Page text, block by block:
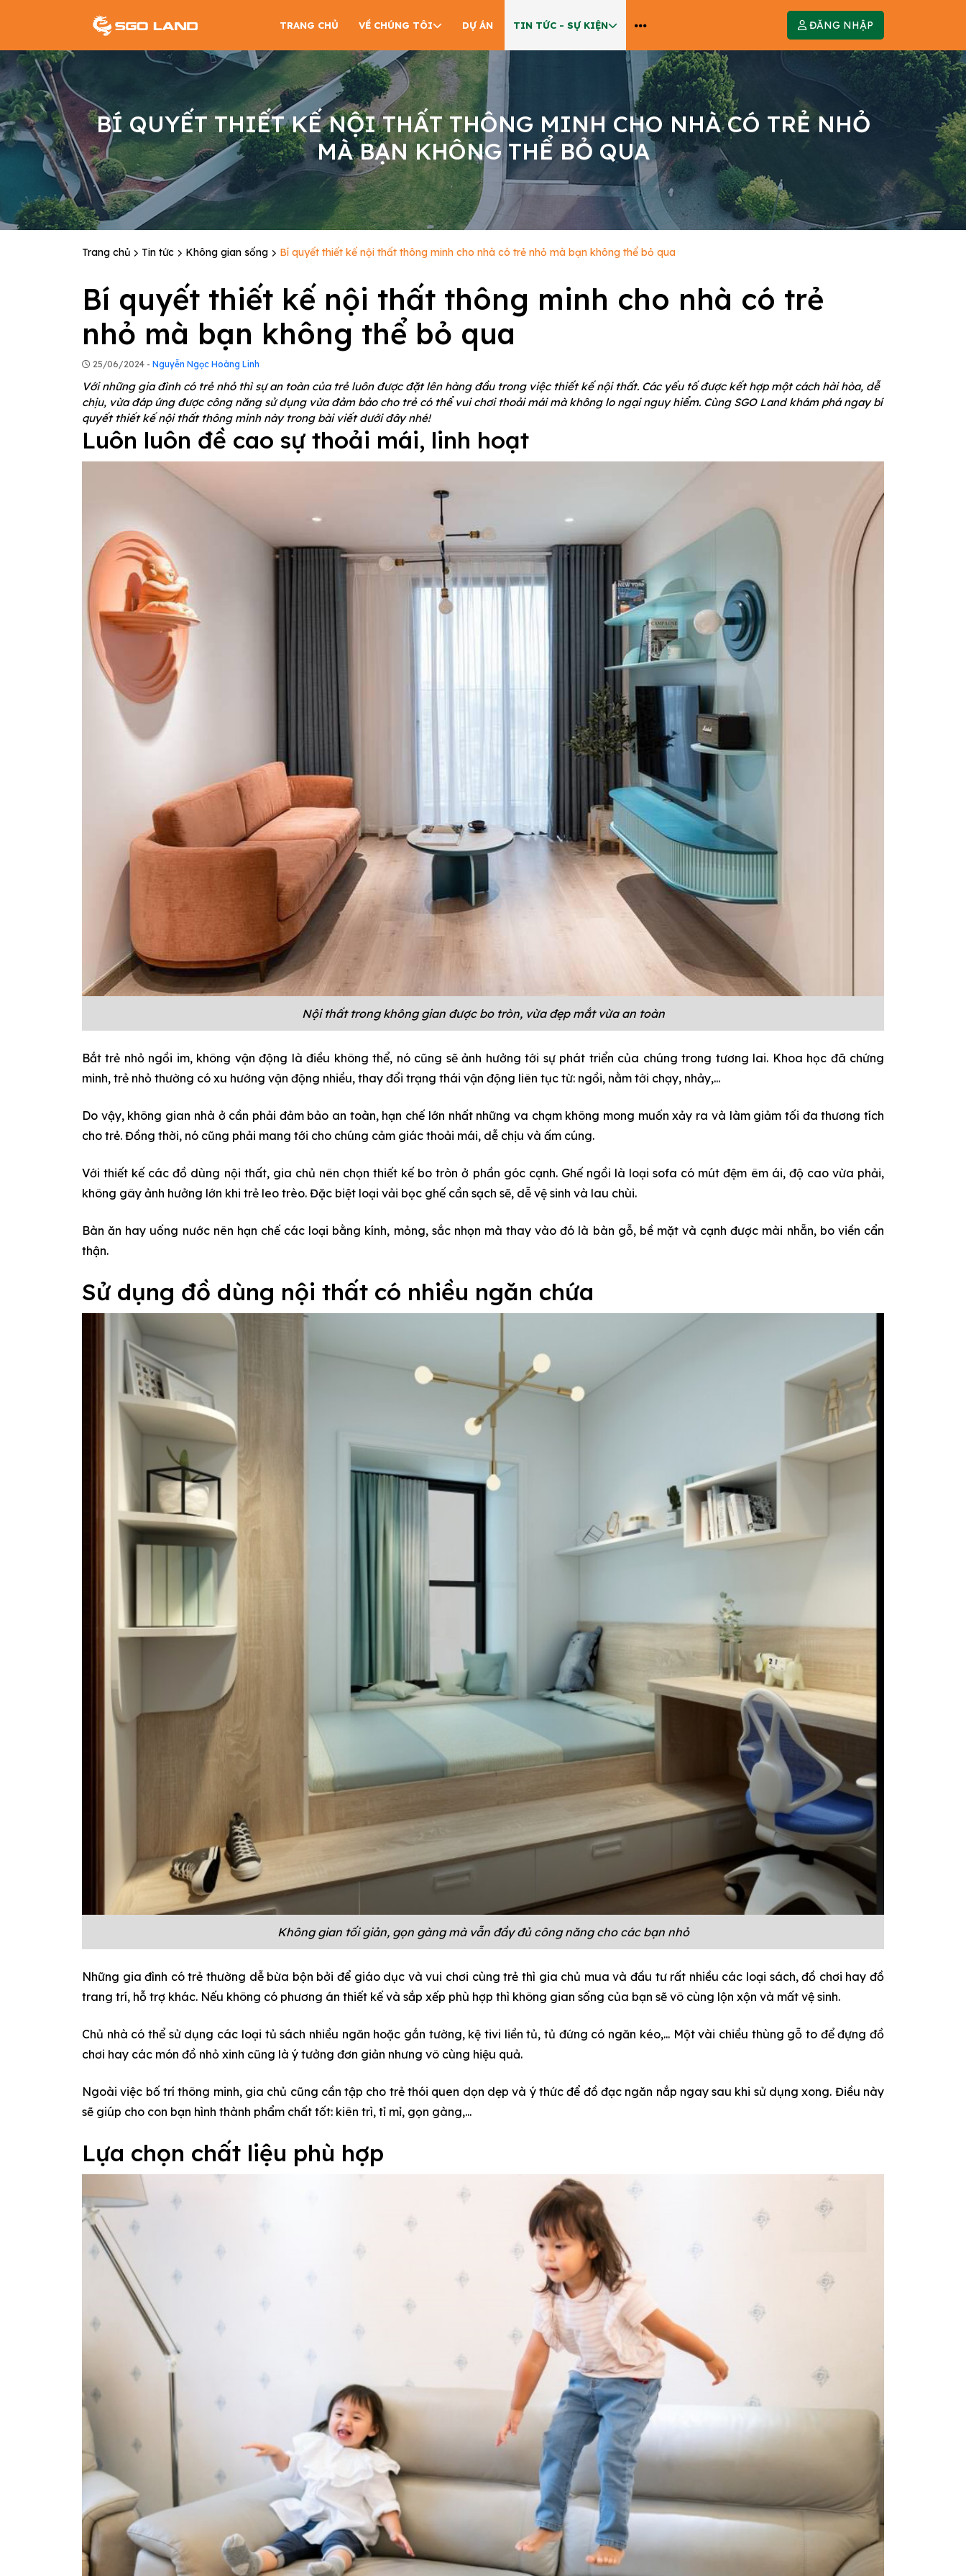
TRANG CHỦ VỀ CHÚNG TÔI DỰ ÁN TIN TỨC - SỰ KIỆN ĐĂNG NHẬP
BÍ QUYẾT THIẾT KẾ NỘI THẤT THÔNG MINH CHO NHÀ CÓ TRẺ NHỎ
MÀ BẠN KHÔNG THỂ BỎ QUA
Trang chủ Tin tức Không gian sống Bí quyết thiết kế nội thất thông minh cho nhà có trẻ nhỏ mà bạn không thể bỏ qua
Bí quyết thiết kế nội thất thông minh cho nhà có trẻ
nhỏ mà bạn không thể bỏ qua
25/06/2024 - Nguyễn Ngọc Hoàng Linh
Với những gia đình có trẻ nhỏ thì sự an toàn của trẻ luôn được đặt lên hàng đầu trong việc thiết kế nội thất. Các yếu tố được kết hợp một cách hài hòa, dễ
chịu, vừa đáp ứng được công năng sử dụng vừa đảm bảo cho trẻ có thể vui chơi thoải mái mà không lo ngại nguy hiểm. Cùng SGO Land khám phá ngay bí
quyết thiết kế nội thất thông minh này trong bài viết dưới đây nhé!
Luôn luôn đề cao sự thoải mái, linh hoạt
Nội thất trong không gian được bo tròn, vừa đẹp mắt vừa an toàn
Bắt trẻ nhỏ ngồi im, không vận động là điều không thể, nó cũng sẽ ảnh hưởng tới sự phát triển của chúng trong tương lai. Khoa học đã chứng
minh, trẻ nhỏ thường có xu hướng vận động nhiều, thay đổi trạng thái vận động liên tục từ: ngồi, nằm tới chạy, nhảy,...
Do vậy, không gian nhà ở cần phải đảm bảo an toàn, hạn chế lớn nhất những va chạm không mong muốn xảy ra và làm giảm tối đa thương tích
cho trẻ. Đồng thời, nó cũng phải mang tới cho chúng cảm giác thoải mái, dễ chịu và ấm cúng.
Với thiết kế các đồ dùng nội thất, gia chủ nên chọn thiết kế bo tròn ở phần góc cạnh. Ghế ngồi là loại sofa có mút đệm êm ái, độ cao vừa phải,
không gây ảnh hưởng lớn khi trẻ leo trèo. Đặc biệt loại vải bọc ghế cần sạch sẽ, dễ vệ sinh và lau chùi.
Bàn ăn hay uống nước nên hạn chế các loại bằng kính, mỏng, sắc nhọn mà thay vào đó là bàn gỗ, bề mặt và cạnh được mài nhẵn, bo viền cẩn
thận.
Sử dụng đồ dùng nội thất có nhiều ngăn chứa
Không gian tối giản, gọn gàng mà vẫn đầy đủ công năng cho các bạn nhỏ
Những gia đình có trẻ thường dễ bừa bộn bởi để giáo dục và vui chơi cùng trẻ thì gia chủ mua và đầu tư rất nhiều các loại sách, đồ chơi hay đồ
trang trí, hỗ trợ khác. Nếu không có phương án thiết kế và sắp xếp phù hợp thì không gian sống của bạn sẽ vô cùng lộn xộn và mất vệ sinh.
Chủ nhà có thể sử dụng các loại tủ sách nhiều ngăn hoặc gắn tường, kệ tivi liền tủ, tủ đứng có ngăn kéo,... Một vài chiều thùng gỗ to để đựng đồ
chơi hay các món đồ nhỏ xinh cũng là ý tưởng đơn giản nhưng vô cùng hiệu quả.
Ngoài việc bố trí thông minh, gia chủ cũng cần tập cho trẻ thói quen dọn dẹp và ý thức để đồ đạc ngăn nắp ngay sau khi sử dụng xong. Điều này
sẽ giúp cho con bạn hình thành phẩm chất tốt: kiên trì, tỉ mỉ, gọn gàng,...
Lựa chọn chất liệu phù hợp